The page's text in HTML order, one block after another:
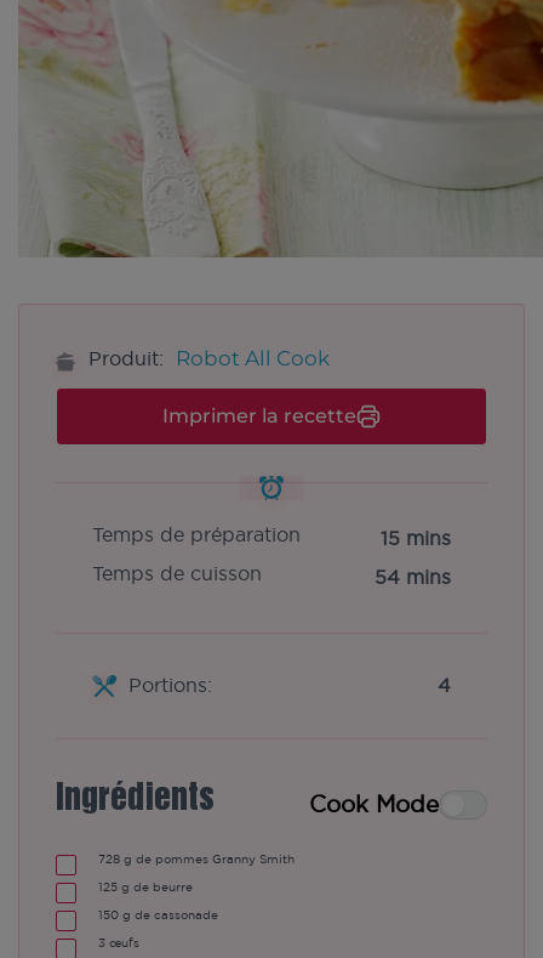
Produit: Robot All Cook
Imprimer la recette
Temps de préparation
15 mins
Temps de cuisson
54 mins
Portions: 4
Ingrédients Cook Mode
728 g de pommes Granny Smith
125 g de beurre
150 g de cassonade
3 œufs